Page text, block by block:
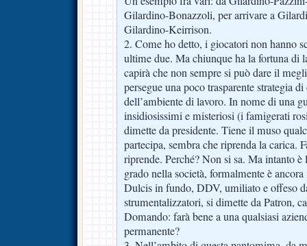
Gilardino-Bonazzoli, per arrivare a
Gilardino-Keirrison.
2. Come ho detto, i giocatori non hanno
ultime due. Ma chiunque ha la fortuna
capirà che non sempre si può dare il
persegue una poco trasparente strategia
dell’ambiente di lavoro. In nome di una
insidiosissimi e misteriosi (i famigerati
dimette da presidente. Tiene il muso
partecipa, sembra che riprenda la carica.
riprende. Perché? Non si sa. Ma intanto
grado nella società, formalmente è
Dulcis in fundo, DDV, umiliato e offeso
strumentalizzatori, si dimette da Patron,
Domando: farà bene a una qualsiasi
permanente?